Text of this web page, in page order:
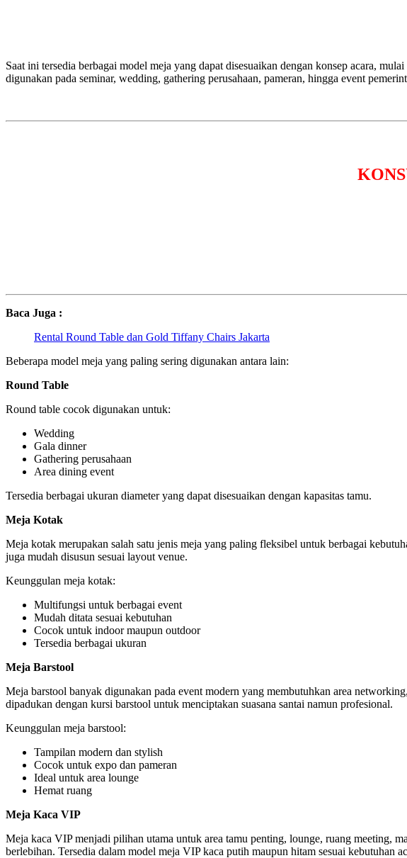
Saat ini tersedia berbagai model meja yang dapat disesuaikan dengan konsep acara,
digunakan pada seminar, wedding, gathering perusahaan, pameran, hingga event
Baca Juga :
Rental Round Table dan Gold Tiffany Chairs Jakarta
Beberapa model meja yang paling sering digunakan antara lain:
Round Table
Round table cocok digunakan untuk:
Wedding
Gala dinner
Gathering perusahaan
Area dining event
Tersedia berbagai ukuran diameter yang dapat disesuaikan dengan kapasitas tamu.
Meja Kotak
Meja kotak merupakan salah satu jenis meja yang paling fleksibel untuk berbagai
juga mudah disusun sesuai layout venue.
Keunggulan meja kotak:
Multifungsi untuk berbagai event
Mudah ditata sesuai kebutuhan
Cocok untuk indoor maupun outdoor
Tersedia berbagai ukuran
Meja Barstool
Meja barstool banyak digunakan pada event modern yang membutuhkan area
dipadukan dengan kursi barstool untuk menciptakan suasana santai namun profesional.
Keunggulan meja barstool:
Tampilan modern dan stylish
Cocok untuk expo dan pameran
Ideal untuk area lounge
Hemat ruang
Meja Kaca VIP
Meja kaca VIP menjadi pilihan utama untuk area tamu penting, lounge, ruang meeting,
berlebihan. Tersedia dalam model meja VIP kaca putih maupun hitam sesuai kebutuhan